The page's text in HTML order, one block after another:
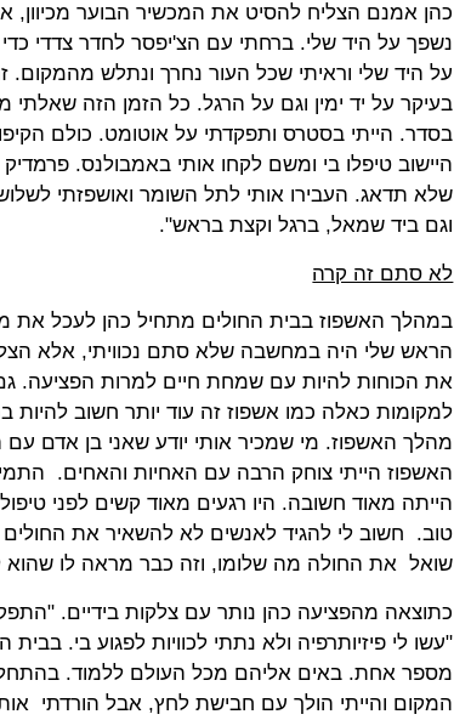
כהן אמנם הצליח להסיט את המכשיר הבוער מכיוון,
נשפך על היד שלי. ברחתי עם הצ'יפסר לחדר צדדי
על היד שלי וראיתי שכל העור נחרך ונתלש
בעיקר על יד ימין וגם על הרגל. כל הזמן הזה
בסדר. הייתי בסטרס ותפקדתי על אוטומט. כולם
היישוב טיפלו בי ומשם לקחו אותי באמבולנס. פרמדיק
שלא תדאג. העבירו אותי לתל השומר ואושפזתי
וגם ביד שמאל, ברגל וקצת בראש".
לא סתם זה קרה
במהלך האשפוז בבית החולים מתחיל כהן לעכל את
הראש שלי היה במחשבה שלא סתם נכוויתי, אלא
את הכוחות להיות עם שמחת חיים למרות הפציעה.
למקומות כאלה כמו אשפוז זה עוד יותר חשוב להיות
מהלך האשפוז. מי שמכיר אותי יודע שאני בן אדם
האשפוז הייתי צוחק הרבה עם האחיות והאחים.
הייתה מאוד חשובה. היו רגעים מאוד קשים לפני
טוב. חשוב לי להגיד לאנשים לא להשאיר את
שואל את החולה מה שלומו, וזה כבר מראה לו
כתוצאה מהפציעה כהן נותר עם צלקות בידיים.
"עשו לי פיזיותרפיה ולא נתתי לכוויות לפגוע בי.
מספר אחת. באים אליהם מכל העולם ללמוד.
המקום והייתי הולך עם חבישת לחץ, אבל הורדתי